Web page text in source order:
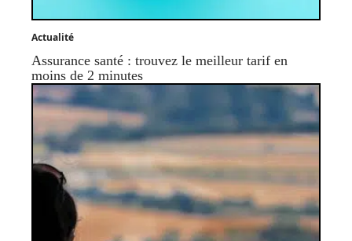
Actualité
Assurance santé : trouvez le meilleur tarif en
moins de 2 minutes